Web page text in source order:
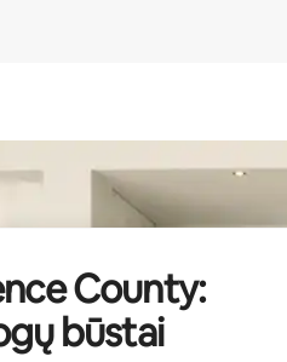
County:
būstai